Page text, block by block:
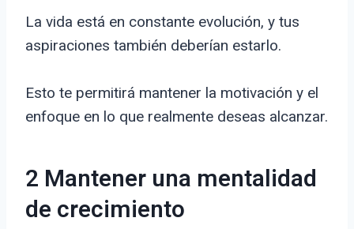
La vida está en constante evolución, y tus
aspiraciones también deberían estarlo.
Esto te permitirá mantener la motivación y el
enfoque en lo que realmente deseas alcanzar.
2 Mantener una mentalidad
de crecimiento